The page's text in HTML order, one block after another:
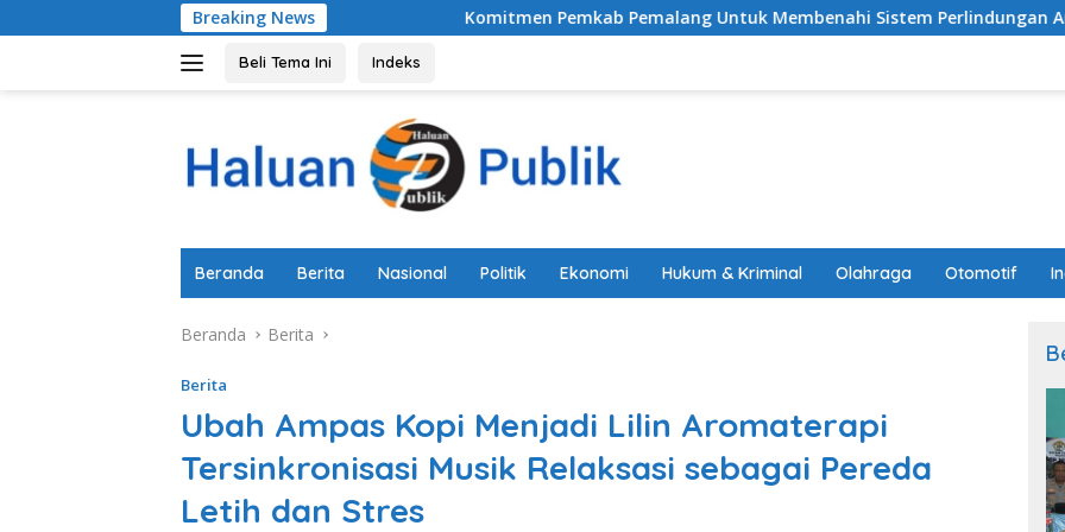
ke
Breaking NewsKomitmen Pemkab Pemalang Untuk Membenahi Sistem Perlindungan Anak Secara
Beli Tema Ini Indeks
Beranda Berita Nasional Politik Ekonomi Hukum & Kriminal Olahraga Otomotif
Beranda Berita
Berita
Ubah Ampas Kopi Menjadi Lilin Aromaterapi
Tersinkronisasi Musik Relaksasi sebagai Pereda
Letih dan Stres